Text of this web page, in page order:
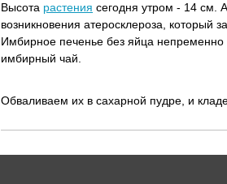
Высота растения сегодня утром - 14 см.
возникновения атеросклероза, который
Имбирное печенье без яйца непременно
имбирный чай.
Обваливаем их в сахарной пудре, и